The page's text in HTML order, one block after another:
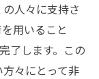
人々に支持さ
用いること
了します。この
々にとって非